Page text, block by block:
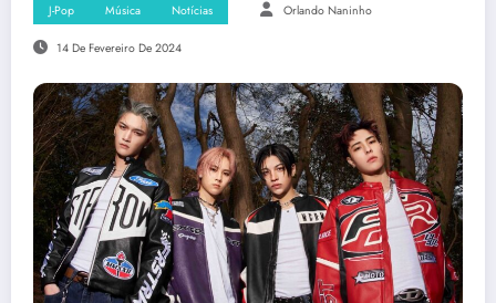
J-Pop Música Notícias Orlando Naninho
14 De Fevereiro De 2024